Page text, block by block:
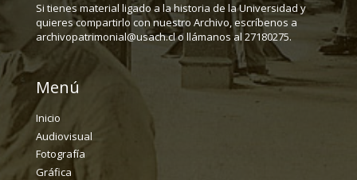
Si tienes material ligado a la historia de la Universidad y
quieres compartirlo con nuestro Archivo, escríbenos a
archivopatrimonial@usach.cl o llámanos al 27180275.
Menú
Inicio
Audiovisual
Fotografía
Gráfica